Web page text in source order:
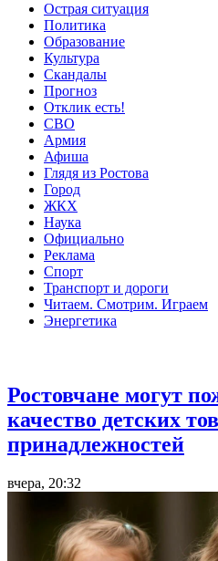
Острая ситуация
Политика
Образование
Культура
Скандалы
Прогноз
Отклик есть!
СВО
Армия
Афиша
Глядя из Ростова
Город
ЖКХ
Наука
Официально
Реклама
Спорт
Транспорт и дороги
Читаем. Смотрим. Играем
Энергетика
Ростовчане могут
качество детских
принадлежностей
вчера, 20:32